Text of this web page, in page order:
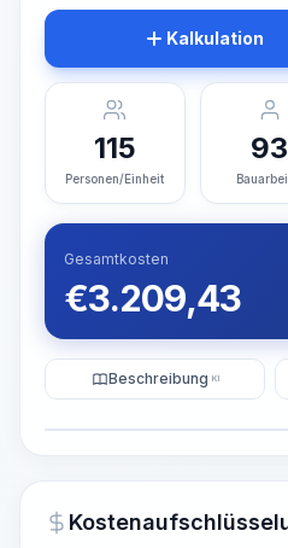
~15-30 Sek.
Kalkulation
115
Personen/Einheit
93
Gesamtkosten
€3.209,43
Beschreibung KI